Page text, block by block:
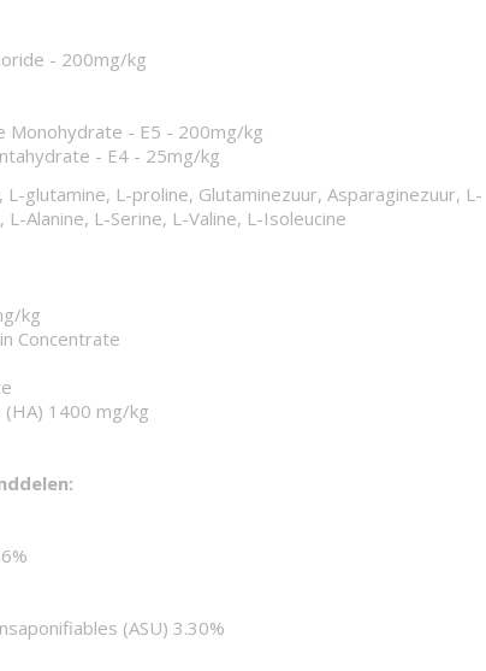
- 200mg/kg
Monohydrate - E5 - 200mg/kg
- E4 - 25mg/kg
L-glutamine, L-proline, Glutaminezuur, Asparaginezuur, L-
Alanine, L-Serine, L-Valine, L-Isoleucine
kg
Concentrate
(HA) 1400 mg/kg
(ASU) 3.30%